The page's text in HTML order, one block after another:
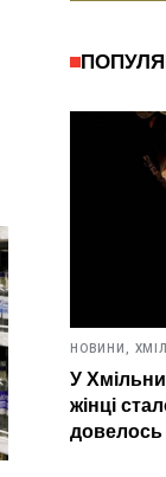
НОВИНИ,
У
жінці
довелось